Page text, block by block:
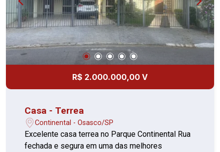
R$ 2.000.000,00 V
Casa - Terrea
Continental - Osasco/SP
Excelente casa terrea no Parque Continental Rua
fechada e segura em uma das melhores